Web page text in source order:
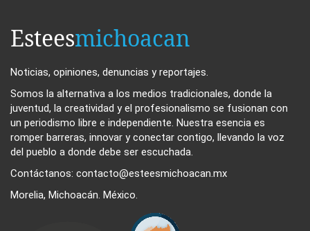
Esteesmichoacan
Noticias, opiniones, denuncias y reportajes.
Somos la alternativa a los medios tradicionales, donde la
juventud, la creatividad y el profesionalismo se fusionan con
un periodismo libre e independiente. Nuestra esencia es
romper barreras, innovar y conectar contigo, llevando la voz
del pueblo a donde debe ser escuchada.
Contáctanos: contacto@esteesmichoacan.mx
Morelia, Michoacán. México.